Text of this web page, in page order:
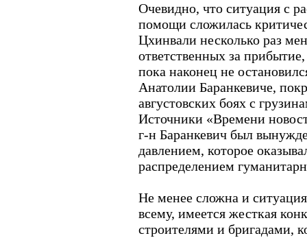
Очевидно, что ситуация с
помощи сложилась
Цхинвали несколько раз
ответственных за
пока наконец не
Анатолии Баранкевиче,
августовских боях с
Источники «Времени
г-н Баранкевич был
давлением, которое
распределением
Не менее сложна и
всему, имеется жесткая
строителями и бригадами,